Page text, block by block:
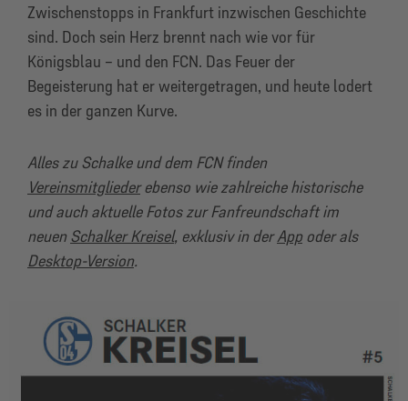
Zwischenstopps in Frankfurt inzwischen Geschichte
sind. Doch sein Herz brennt nach wie vor für
Königsblau – und den FCN. Das Feuer der
Begeisterung hat er weitergetragen, und heute lodert
es in der ganzen Kurve.
Alles zu Schalke und dem FCN finden
Vereinsmitgliederebenso wie zahlreiche historische
und auch aktuelle Fotos zur Fanfreundschaft im
neuen Schalker Kreisel, exklusiv in derApp oder als
Desktop-Version.